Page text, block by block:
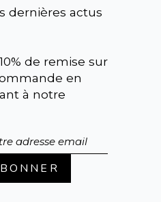
dernières actus
de remise sur
en
à notre
Sola - Anoq